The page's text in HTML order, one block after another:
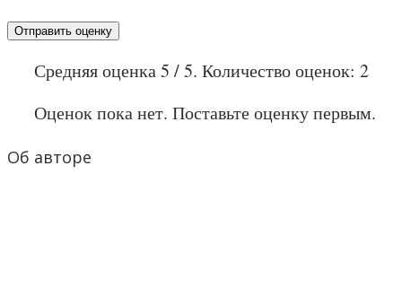
Отправить оценку
Средняя оценка5 / 5. Количество оценок: 2
Оценок пока нет. Поставьте оценку первым.
Об авторе